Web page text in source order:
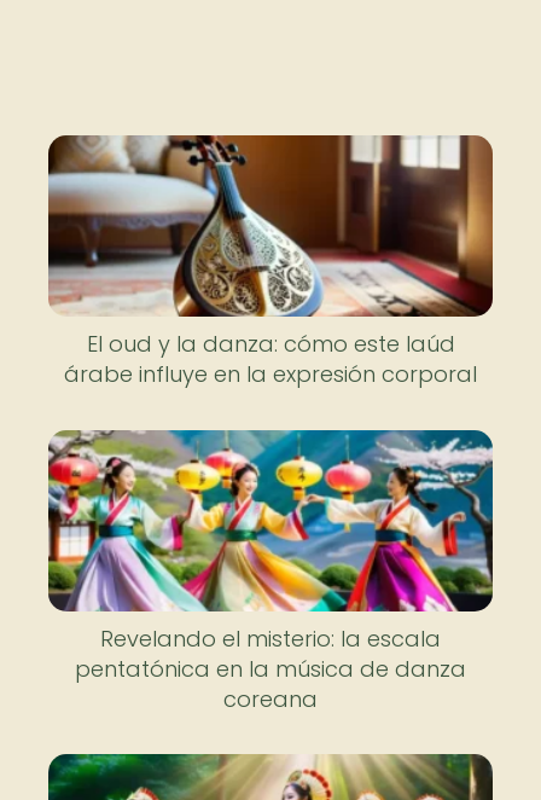
Nuevo
El oud y la danza: cómo este laúd
árabe influye en la expresión corporal
Nuevo
Revelando el misterio: la escala
pentatónica en la música de danza
coreana